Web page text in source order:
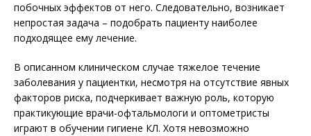
побочных эффектов от него. Следовательно, возникает
непростая задача – подобрать пациенту наиболее
подходящее ему лечение.
В описанном клиническом случае тяжелое течение
заболевания у пациентки, несмотря на отсутствие явных
факторов риска, подчеркивает важную роль, которую
практикующие врачи-офтальмологи и оптометристы
играют в обучении гигиене КЛ. Хотя невозможно